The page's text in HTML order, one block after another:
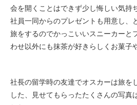
会を開くことはできず少し悔しい気持
社員一同からのプレゼントも用意し、
旅をするのでかっこいいスニーカーと
わせ以外にも抹茶が好きらしくお菓子
社長の留学時の友達でオスカーは旅を
した、見せてもらったたくさんの写